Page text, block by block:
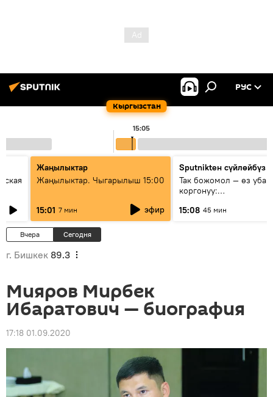
Кыргызстан
РУС
15:05
Жаңылыктар
Жаңылыктар. Чыгарылыш 15:00
15:01 7 мин эфир
Sputnikteн сүйлөйбүз
Так божомол — өз
коргонуу:
кантип өркүндөтүлүүдө
15:08 45 мин
Вчера Сегодня
г. Бишкек 89.3
Мияров Мирбек
Ибаратович — биография
17:18 01.09.2020